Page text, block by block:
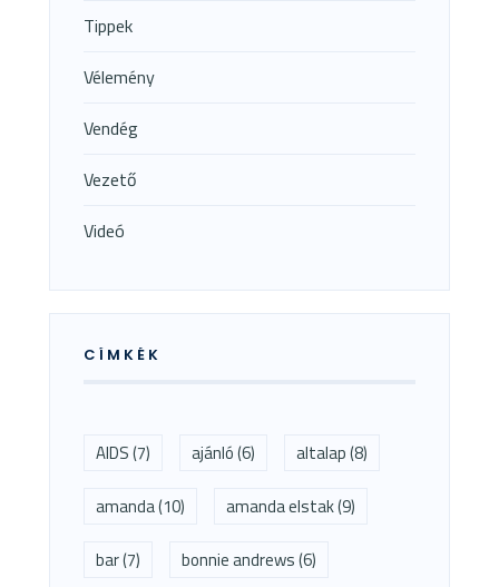
Tippek
Vélemény
Vendég
Vezető
Videó
CÍMKÉK
AIDS(7) ajánló(6) altalap(8)
amanda(10) amanda elstak(9)
bar(7) bonnie andrews(6)